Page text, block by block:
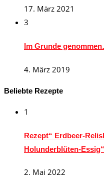
17. März 2021
3
Im Grunde
4. März 2019
Beliebte Rezepte
1
Rezept“ Erdbeer-
Holunderblüten-Essig“
2. Mai 2022